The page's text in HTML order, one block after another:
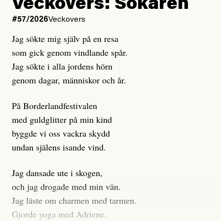
Dagens ETC arbetar med ”opålitliga källor” för att
klickbete är inte intressant för Dagens ETC.
Journalistiken är låst. En klatschig men korrekt rubrik
gör förhoppningsvis att en nyfiken beställer
prenumeration, men den avslutas sekunder senare om
dessa granskningar på olika källor, alltifrån domar till
en mängd intervjupersoner, inklusive generös
möjlighet att bemöta för såväl personen vars motiv att
engagera sig i Palestinarörelsen ifrågasätts som de
grupper där Säpo-resursen samlade in uppgifter.
Researchen är grundlig.
Möjligen är det egentligen inte journalistikens metod
Veckovers: Sökaren
#57/2026Veckovers
Jag sökte mig själv på en resa
som gick genom vindlande spår.
Jag sökte i alla jordens hörn
genom dagar, människor och år.
På Borderlandfestivalen
med guldglitter på min kind
byggde vi oss vackra skydd
undan själens isande vind.
Jag dansade ute i skogen,
och jag drogade med min vän.
Jag läste om charmen med tarmen.
Gjorde yoga med Adriene.